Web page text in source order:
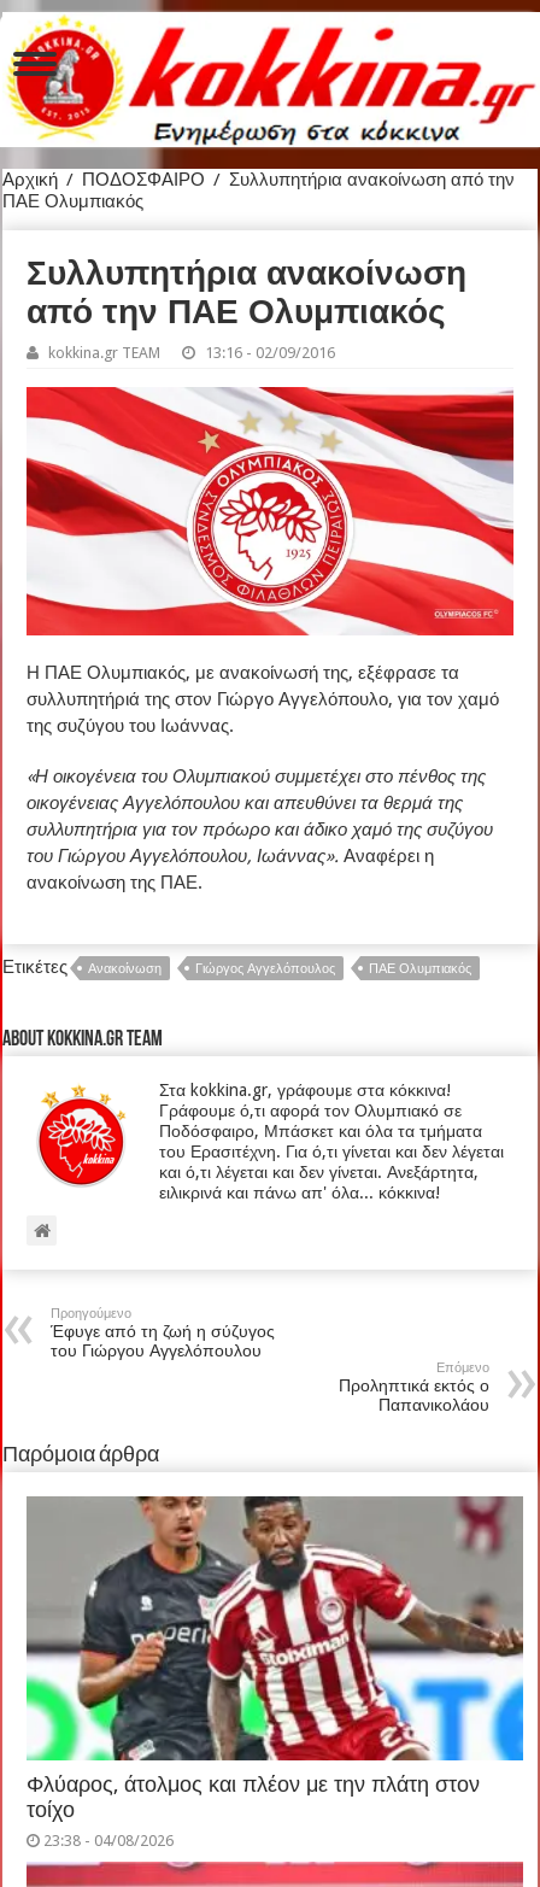
Αρχική / ΠΟΔΟΣΦΑΙΡΟ / Συλλυπητήρια ανακοίνωση από την
ΠΑΕ Ολυμπιακός
Συλλυπητήρια ανακοίνωση
από την ΠΑΕ Ολυμπιακός
kokkina.gr TEAM 13:16 - 02/09/2016
Η ΠΑΕ Ολυμπιακός, με ανακοίνωσή της, εξέφρασε τα
συλλυπητήριά της στον Γιώργο Αγγελόπουλο, για τον χαμό
της συζύγου του Ιωάννας.
«Η οικογένεια του Ολυμπιακού συμμετέχει στο πένθος της
οικογένειας Αγγελόπουλου και απευθύνει τα θερμά της
συλλυπητήρια για τον πρόωρο και άδικο χαμό της συζύγου
του Γιώργου Αγγελόπουλου, Ιωάννας». Αναφέρει η
ανακοίνωση της ΠΑΕ.
Ετικέτες Ανακοίνωση Γιώργος Αγγελόπουλος ΠΑΕ Ολυμπιακός
About kokkina.gr TEAM
Στα kokkina.gr, γράφουμε στα κόκκινα!
Γράφουμε ό,τι αφορά τον Ολυμπιακό σε
Ποδόσφαιρο, Μπάσκετ και όλα τα τμήματα
του Ερασιτέχνη. Για ό,τι γίνεται και δεν λέγεται
και ό,τι λέγεται και δεν γίνεται. Ανεξάρτητα,
ειλικρινά και πάνω απ' όλα... κόκκινα!
Προηγούμενο
Έφυγε από τη ζωή η σύζυγος
του Γιώργου Αγγελόπουλου
Επόμενο
Προληπτικά εκτός ο
Παπανικολάου
Παρόμοια άρθρα
Φλύαρος, άτολμος και πλέον με την πλάτη στον
τοίχο
23:38 - 04/08/2026